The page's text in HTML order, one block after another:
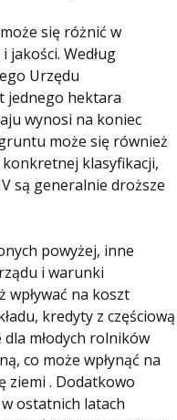
się różnić w
jakości. Według
Urzędu
jednego hektara
wynosi na koniec
może się również
klasyfikacji,
są generalnie droższe
powyżej, inne
i warunki
wpływać na koszt
kredyty z częściową
młodych rolników
co może wpłynąć na
ziemi . Dodatkowo
ostatnich latach